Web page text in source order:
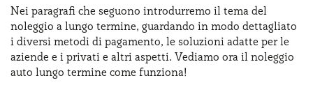
Nei paragrafi che seguono introdurremo il tema del
noleggio a lungo termine, guardando in modo dettagliato
i diversi metodi di pagamento, le soluzioni adatte per le
aziende e i privati e altri aspetti. Vediamo ora il noleggio
auto lungo termine come funziona!